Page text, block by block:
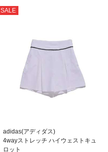
SALE
adidas(アディダス)
4wayストレッチ ハイウェストキュ
ロット